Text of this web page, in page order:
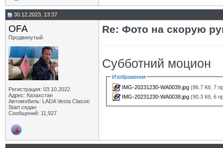
30.12.2023, 13:37
OFA
Продвинутый
Регистрация: 03.10.2022
Адрес: Казахстан
Автомобиль: LADA Vesta Classic
Start седан
Сообщений: 11,927
Re: Фото на скорую
Субботний моцион
Изображения
IMG-20231230-WA0039.jpg (86.7 Кб, 7
IMG-20231230-WA0038.jpg (90.3 Кб, 6